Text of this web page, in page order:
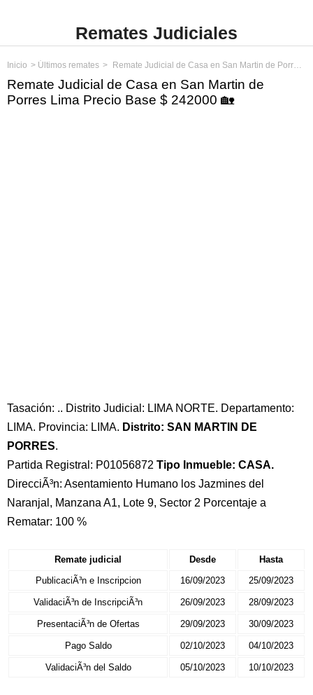
Remates Judiciales
Inicio Últimos remates Remate Judicial de Casa en San Martin de Porres Lima Precio Base $ 242000
Remate Judicial de Casa en San Martin de
Porres Lima Precio Base $ 242000 🏡
Tasación: .. Distrito Judicial: LIMA NORTE. Departamento:
LIMA. Provincia: LIMA. Distrito: SAN MARTIN DE
PORRES.
Partida Registral: P01056872 Tipo Inmueble: CASA.
DirecciÃ³n: Asentamiento Humano los Jazmines del
Naranjal, Manzana A1, Lote 9, Sector 2 Porcentaje a
Rematar: 100 %
Remate judicial Desde
Hasta
PublicaciÃ³n e Inscripcion
16/09/2023 25/09/2023
ValidaciÃ³n de InscripciÃ³n 26/09/2023 28/09/2023
PresentaciÃ³n de Ofertas 29/09/2023 30/09/2023
Pago Saldo 02/10/2023 04/10/2023
ValidaciÃ³n del Saldo 05/10/2023 10/10/2023